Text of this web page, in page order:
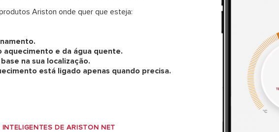
Ariston onde quer que esteja:
e da água quente.
na sua localização.
está ligado apenas quando precisa.
DE ARISTON NET